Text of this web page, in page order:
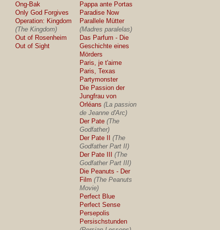
Ong-Bak
Only God Forgives
Operation: Kingdom
(The Kingdom)
Out of Rosenheim
Out of Sight
Pappa ante Portas
Paradise Now
Parallele Mütter
(Madres paralelas)
Das Parfum - Die
Geschichte eines
Mörders
Paris, je t'aime
Paris, Texas
Partymonster
Die Passion der
Jungfrau von
Orléans (La passion
de Jeanne d'Arc)
Der Pate (The
Godfather)
Der Pate II
(The
Godfather Part II)
Der Pate III
(The
Godfather Part III)
Die Peanuts - Der
Film (The Peanuts
Movie)
Perfect Blue
Perfect Sense
Persepolis
Persischstunden